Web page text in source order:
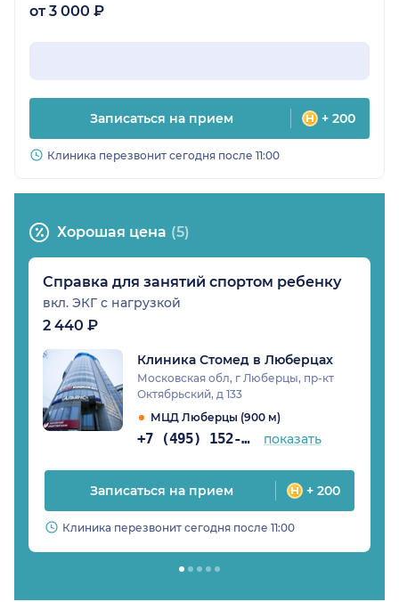
от 3 000 ₽
Записаться на прием + 200
Клиника перезвонит сегодня после 11:00
Хорошая цена (5)
Справка для занятий спортом ребенку
вкл. ЭКГ с нагрузкой
2 440 ₽
Клиника Стомед в Люберцах
Московская обл, г Люберцы, пр-кт
Октябрьский, д 133
МЦД Люберцы (900 м)
+7 (495) 152-05-31 показать
Записаться на прием + 200
Клиника перезвонит сегодня после 11:00